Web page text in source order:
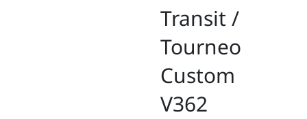
Transit /
Tourneo
Custom
V362